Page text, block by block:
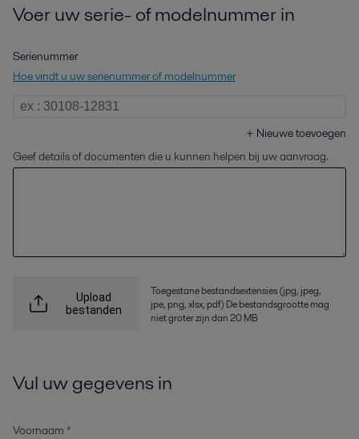
Voer uw serie- of modelnummer in
Serienummer
Hoe vindt u uw serienummer of modelnummer
+ Nieuwe toevoegen
Geef details of documenten die u kunnen helpen bij uw aanvraag.
Upload
bestanden
Toegestane bestandsextensies (jpg, jpeg,
jpe, png, xlsx, pdf) De bestandsgrootte mag
niet groter zijn dan 20 MB
Vul uw gegevens in
Voornaam *